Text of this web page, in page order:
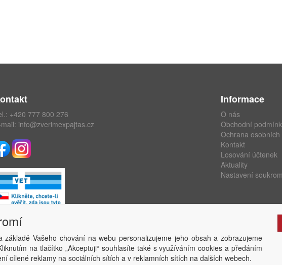
+420 777 800 276
info@zverimexpajtas.cz
Informace
O nás
Obchodní
Ochrana osobních
Kontakt
Losování účtenek
Aktuality
Nastavení
Copyright © ABRA Software a.s. 2020
základě Vašeho chování na webu personalizujeme jeho obsah a zobrazujeme
na tlačítko „Akceptuji“ souhlasíte také s využíváním cookies a předáním
cílené reklamy na sociálních sítích a v reklamních sítích na dalších webech.